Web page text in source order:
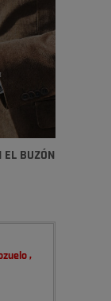
EL BUZÓN
,